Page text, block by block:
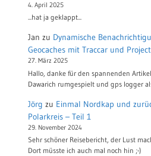
4. April 2025
...hat ja geklappt...
Jan zu Dynamische
Geocaches mit Traccar und
27. März 2025
Hallo, danke für den spannenden
Dawarich rumgespielt und gps logger
Jörg zu Einmal Nordkap und
Polarkreis – Teil 1
29. November 2024
Sehr schöner Reisebericht, der Lust
Dort müsste ich auch mal noch hin ;-)